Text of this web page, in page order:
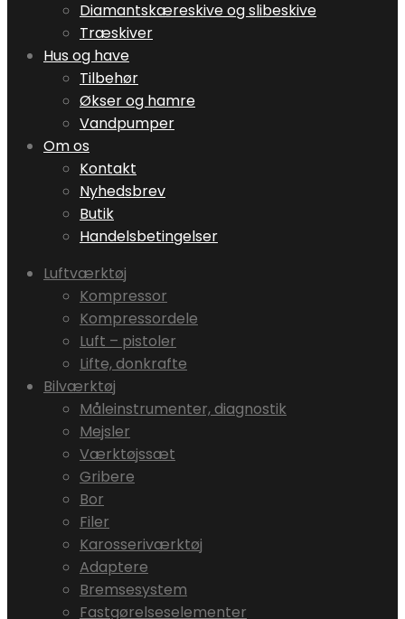
Diamantskæreskive og slibeskive
Træskiver
Hus og have
Tilbehør
Økser og hamre
Vandpumper
Om os
Kontakt
Nyhedsbrev
Butik
Handelsbetingelser
Luftværktøj
Kompressor
Kompressordele
Luft – pistoler
Lifte, donkrafte
Bilværktøj
Måleinstrumenter, diagnostik
Mejsler
Værktøjssæt
Gribere
Bor
Filer
Karosseriværktøj
Adaptere
Bremsesystem
Fastgørelseselementer